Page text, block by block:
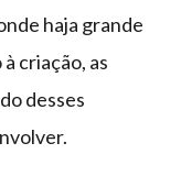
haja grande
criação, as
desses